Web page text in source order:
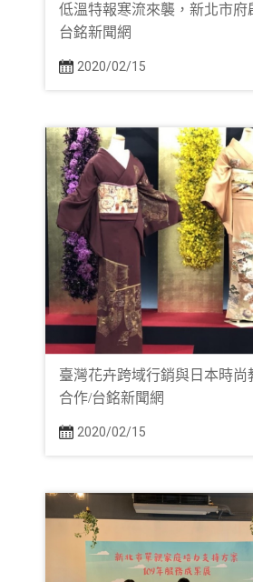
低溫特報寒流來襲，新北市府
台銘新聞網
2020/02/15
臺灣花卉跨域行銷與日本時
合作/台銘新聞網
2020/02/15